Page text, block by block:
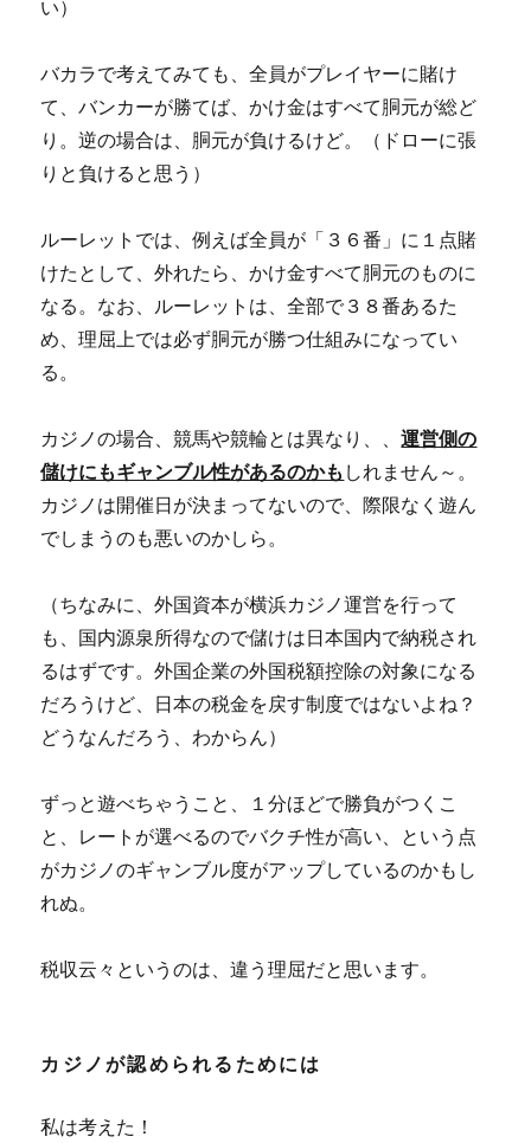
い）
バカラで考えてみても、全員がプレイヤーに賭け
て、バンカーが勝てば、かけ金はすべて胴元が総ど
り。逆の場合は、胴元が負けるけど。（ドローに張
りと負けると思う）
ルーレットでは、例えば全員が「３６番」に１点賭
けたとして、外れたら、かけ金すべて胴元のものに
なる。なお、ルーレットは、全部で３８番あるた
め、理屈上では必ず胴元が勝つ仕組みになってい
る。
カジノの場合、競馬や競輪とは異なり、、運営側の
儲けにもギャンブル性があるのかも しれません～。
カジノは開催日が決まってないので、際限なく遊ん
でしまうのも悪いのかしら。
（ちなみに、外国資本が横浜カジノ運営を行って
も、国内源泉所得なので儲けは日本国内で納税され
るはずです。外国企業の外国税額控除の対象になる
だろうけど、日本の税金を戻す制度ではないよね？
どうなんだろう、わからん）
ずっと遊べちゃうこと、１分ほどで勝負がつくこ
と、レートが選べるのでバクチ性が高い、という点
がカジノのギャンブル度がアップしているのかもし
れぬ。
税収云々というのは、違う理屈だと思います。
カジノが認められるためには
私は考えた！